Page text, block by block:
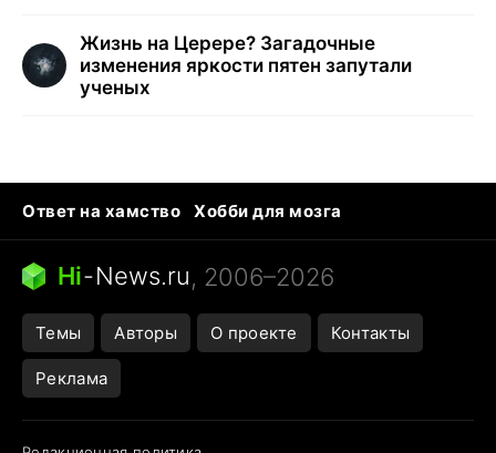
Жизнь на Церере? Загадочные
изменения яркости пятен запутали
ученых
Ответ на хамство
Хобби для мозга
Бензин 100 и 95
Тунцы в океанариуме
Следующая пандемия
Hi-News.ru, 2006–2026
Темы Авторы О проекте Контакты
Реклама